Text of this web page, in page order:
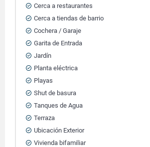
Cerca a restaurantes
Cerca a tiendas de barrio
Cochera / Garaje
Garita de Entrada
Jardín
Planta eléctrica
Playas
Shut de basura
Tanques de Agua
Terraza
Ubicación Exterior
Vivienda bifamiliar